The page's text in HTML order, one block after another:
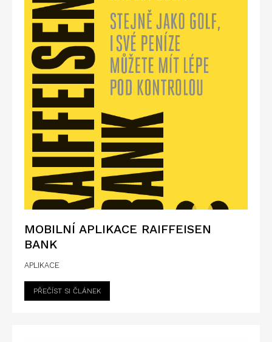
MOBILNÍ APLIKACE RAIFFEISEN
BANK
APLIKACE
PŘEČÍST SI ČLÁNEK